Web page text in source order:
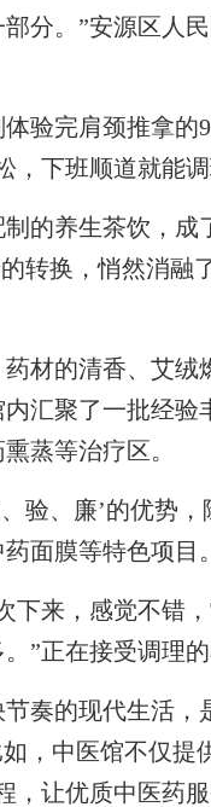
分。”安源区人
完肩颈推拿的
，下班顺道就能
养生茶饮，成
转换，悄然消融
的清香、艾绒
汇聚了一批经
蒸等治疗区。
、廉’的优势，
面膜等特色项目
来，感觉不错，
”正在接受调理的
的现代生活，
，中医馆不仅
，让优质中医药